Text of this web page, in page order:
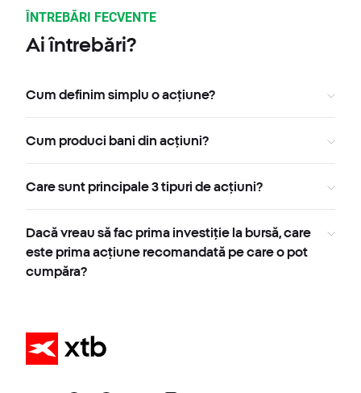
ÎNTREBĂRI FECVENTE
Ai întrebări?
Cum definim simplu o acțiune?
Cum produci bani din acțiuni?
Care sunt principale 3 tipuri de acțiuni?
Dacă vreau să fac prima investiție la bursă, care
este prima acțiune recomandată pe care o pot
cumpăra?